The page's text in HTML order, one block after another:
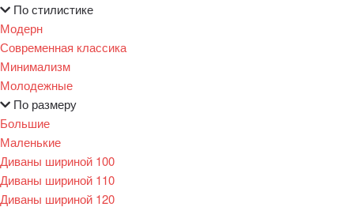
По стилистике
Модерн
Современная классика
Минимализм
Молодежные
По размеру
Большие
Маленькие
Диваны шириной 100
Диваны шириной 110
Диваны шириной 120